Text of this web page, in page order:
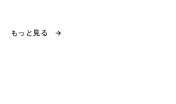
もっと見る